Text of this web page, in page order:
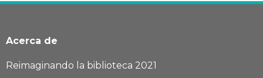
Acerca de
Reimaginando la biblioteca 2021